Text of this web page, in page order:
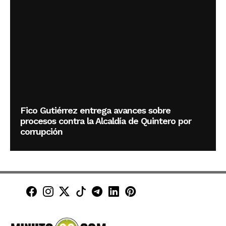
Fico Gutiérrez entrega avances sobre
procesos contra la Alcaldía de Quintero por
corrupción
Minuto30 en Facebook
Minuto30 en Instagram
Minuto30 en X (Twitter)
Minuto30 en TikTok
Canal de Minuto30 en
Minuto30 en LinkedIn
Minuto30 en